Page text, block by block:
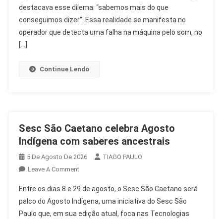
Que
Transforma
O
destacava esse dilema: “sabemos mais do que
conseguimos dizer”. Essa realidade se manifesta no
operador que detecta uma falha na máquina pelo som, no
[…]
Continue Lendo
Sesc São Caetano celebra Agosto
Indígena com saberes ancestrais
5 De Agosto De 2026
TIAGO PAULO
Leave A CommentOn
São
Caetano
Celebra
Entre os dias 8 e 29 de agosto, o Sesc São Caetano será
palco do Agosto Indígena, uma iniciativa do Sesc São
Paulo que, em sua edição atual, foca nas Tecnologias